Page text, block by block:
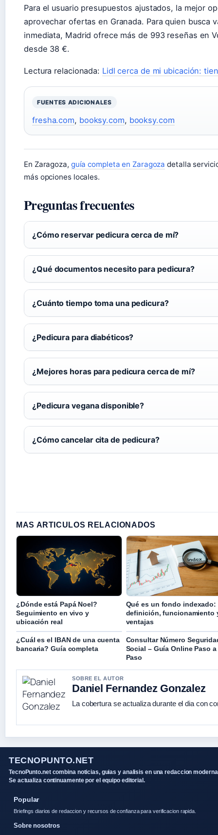
Para el usuario presupuestos ajustados, la mejor
aprovechar ofertas en Granada. Para quien busca
inmediata, Madrid ofrece más de 993 reseñas en
desde 38 €.
Lectura relacionada: Lidl cerca de mi ubicación:
FUENTES ADICIONALES
fresha.com, booksy.com, booksy.com
En Zaragoza, guía completa en Zaragoza detalla
más opciones locales.
Preguntas frecuentes
¿Cómo reservar pedicura cerca de mí?
¿Qué documentos necesito para pedicura?
¿Cuánto tiempo toma una pedicura?
¿Pedicura para diabéticos?
¿Mejores horas para pedicura cerca de mí?
¿Pedicura vegana disponible?
¿Cómo cancelar cita de pedicura?
MAS ARTICULOS RELACIONADOS
¿Dónde está Papá Noel?
Seguimiento en vivo y
ubicación real
Qué es un fondo indexado:
definición, funcionamiento
ventajas
¿Cuál es el IBAN de una cuenta
bancaria? Guía completa
Consultar Número
Social – Guía Online Paso a
Paso
SOBRE EL AUTOR
Daniel Fernandez Gonzalez
La cobertura se actualiza durante el dia con
TECNOPUNTO.NET
TecnoPunto.net combina noticias, guias y analisis en una redaccion
Se actualiza continuamente por el equipo editorial.
Popular
Briefings diarios de redaccion y recursos de confianza para verificacion rapida.
Sobre nosotros